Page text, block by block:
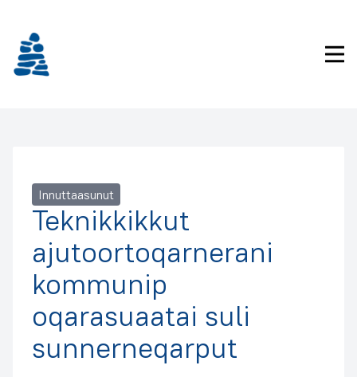
Innuttaasunut
Teknikkikkut
ajutoortoqarnerani
kommunip
oqarasuaatai suli
sunnerneqarput